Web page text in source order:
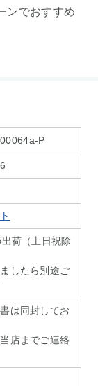
ンでおすすめ
P
荷（土日祝除
したら別途ご
は同封してお
店までご連絡